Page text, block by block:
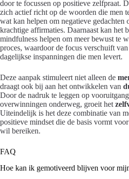
door te focussen op positieve zelfpraat.
zich actief richt op de woorden die men
wat kan helpen om negatieve gedachten
krachtige affirmaties. Daarnaast kan het
mindfulness helpen om meer bewust te
proces, waardoor de focus verschuift
dagelijkse inspanningen die men levert.
Deze aanpak stimuleert niet alleen de
draagt ook bij aan het ontwikkelen van
Door de nadruk te leggen op
overwinningen onderweg, groeit het
Uiteindelijk is het deze combinatie van
positieve mindset die de basis vormt
wil bereiken.
FAQ
Hoe kan ik gemotiveerd blijven voor